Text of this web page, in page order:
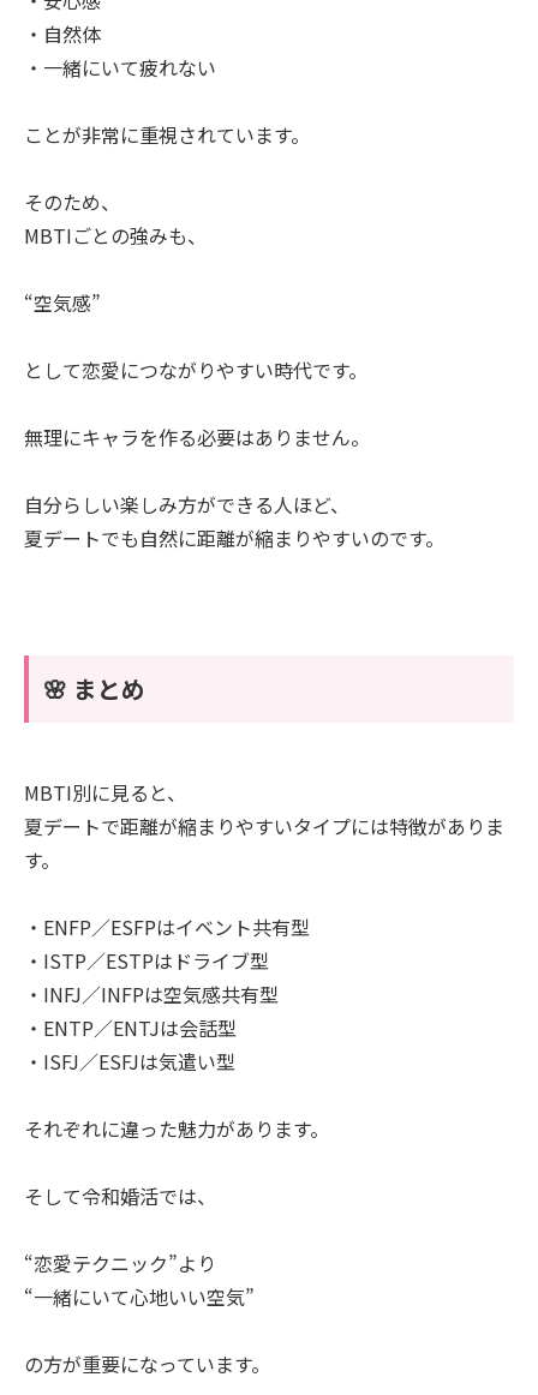
・自然体
・一緒にいて疲れない
ことが非常に重視されています。
そのため、
MBTIごとの強みも、
“空気感”
として恋愛につながりやすい時代です。
無理にキャラを作る必要はありません。
自分らしい楽しみ方ができる人ほど、
夏デートでも自然に距離が縮まりやすいのです。
🌸 まとめ
MBTI別に見ると、
夏デートで距離が縮まりやすいタイプには特徴がありま
す。
・ENFP／ESFPはイベント共有型
・ISTP／ESTPはドライブ型
・INFJ／INFPは空気感共有型
・ENTP／ENTJは会話型
・ISFJ／ESFJは気遣い型
それぞれに違った魅力があります。
そして令和婚活では、
“恋愛テクニック”より
“一緒にいて心地いい空気”
の方が重要になっています。